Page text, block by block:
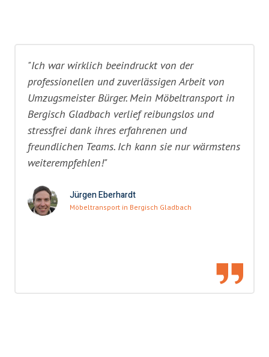
"Ich war wirklich beeindruckt von der
professionellen und zuverlässigen Arbeit von
Umzugsmeister Bürger. Mein Möbeltransport in
Bergisch Gladbach verlief reibungslos und
stressfrei dank ihres erfahrenen und
freundlichen Teams. Ich kann sie nur wärmstens
weiterempfehlen!"
Jürgen Eberhardt
Möbeltransport in Bergisch Gladbach